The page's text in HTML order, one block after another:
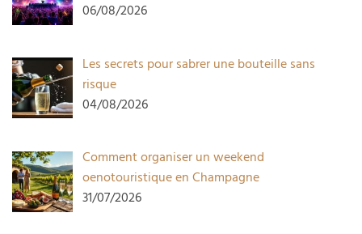
06/08/2026
Les secrets pour sabrer une bouteille sans
risque
04/08/2026
Comment organiser un weekend
oenotouristique en Champagne
31/07/2026